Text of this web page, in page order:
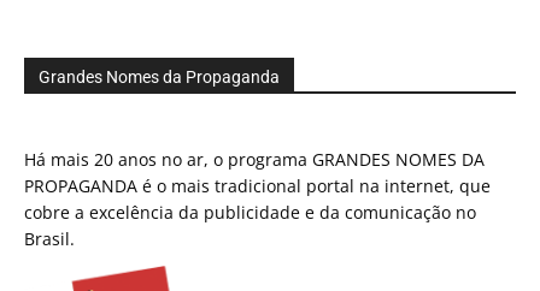
Grandes Nomes da Propaganda
Há mais 20 anos no ar, o programa GRANDES NOMES DA
PROPAGANDA é o mais tradicional portal na internet, que
cobre a excelência da publicidade e da comunicação no
Brasil.